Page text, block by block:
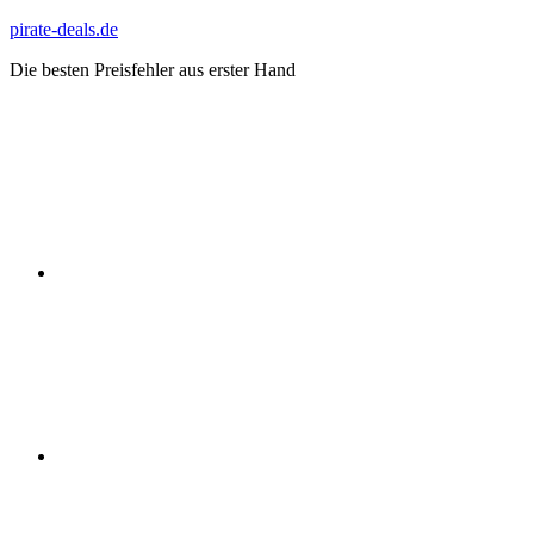
Zum
springen
pirate-deals.de
Die besten Preisfehler aus erster Hand